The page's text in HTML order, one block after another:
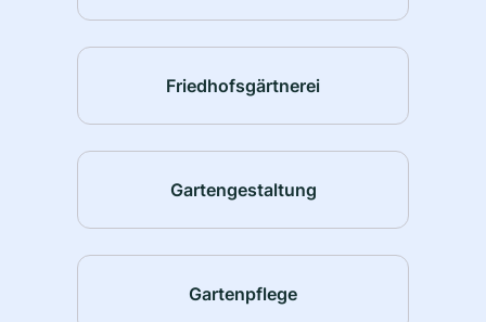
Friedhofsgärtnerei
Gartengestaltung
Gartenpflege